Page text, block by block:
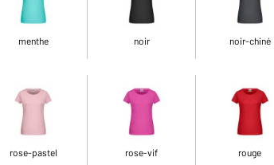
menthe noir noir-chiné
rose-pastel rose-vif rouge